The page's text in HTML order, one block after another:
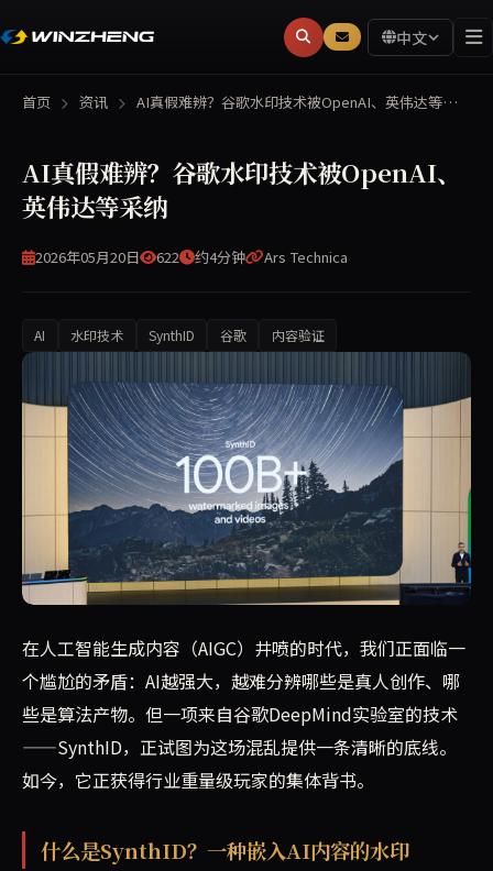
中文
首页 资讯 AI真假难辨？谷歌水印技术被OpenAI、英伟达等…
AI真假难辨？谷歌水印技术被OpenAI、
英伟达等采纳
2026年05月20日 622 约4分钟 Ars Technica
AI 水印技术 SynthID 谷歌 内容验证
随着AI生成内容质量日益精进，区分AI与人类作品的难度
在人工智能生成内容（AIGC）井喷的时代，我们正面临一
个尴尬的矛盾：AI越强大，越难分辨哪些是真人创作、哪
些是算法产物。但一项来自谷歌DeepMind实验室的技术
——SynthID，正试图为这场混乱提供一条清晰的底线。
如今，它正获得行业重量级玩家的集体背书。
什么是SynthID？一种嵌入AI内容的水印